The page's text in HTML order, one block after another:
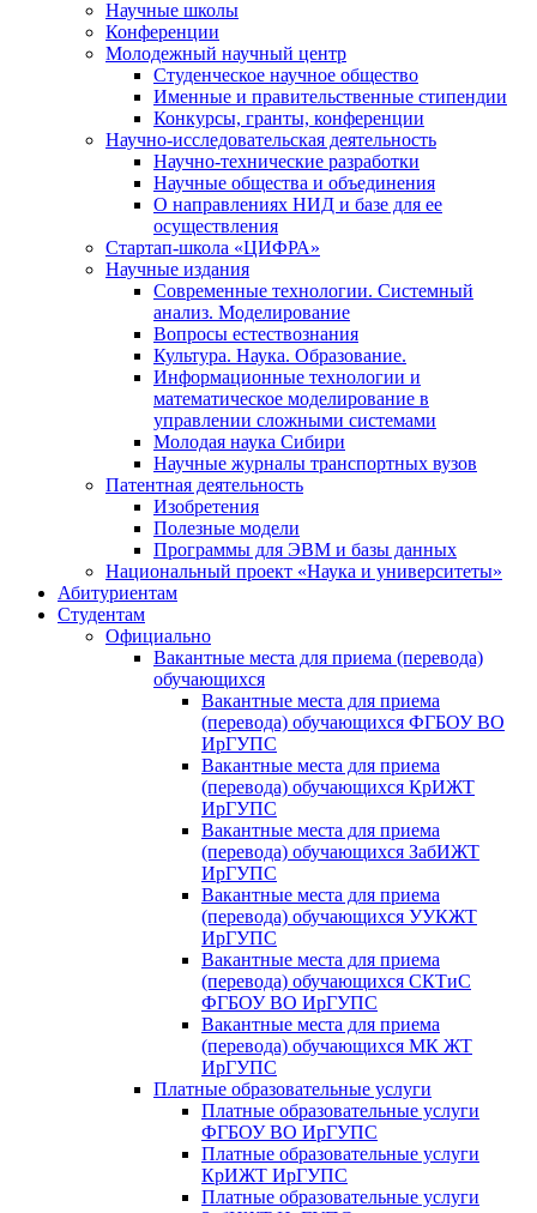
Научные школы
Конференции
Молодежный научный центр
Студенческое научное общество
Именные и правительственные стипендии
Конкурсы, гранты, конференции
Научно-исследовательская деятельность
Научно-технические разработки
Научные общества и объединения
О направлениях НИД и базе для ее
осуществления
Стартап-школа «ЦИФРА»
Научные издания
Современные технологии. Системный
анализ. Моделирование
Вопросы естествознания
Культура. Наука. Образование.
Информационные технологии и
математическое моделирование в
управлении сложными системами
Молодая наука Сибири
Научные журналы транспортных вузов
Патентная деятельность
Изобретения
Полезные модели
Программы для ЭВМ и базы данных
Национальный проект «Наука и университеты»
Абитуриентам
Студентам
Официально
Вакантные места для приема (перевода)
обучающихся
Вакантные места для приема
(перевода) обучающихся ФГБОУ ВО
ИрГУПС
Вакантные места для приема
(перевода) обучающихся КрИЖТ
ИрГУПС
Вакантные места для приема
(перевода) обучающихся ЗабИЖТ
ИрГУПС
Вакантные места для приема
(перевода) обучающихся УУКЖТ
ИрГУПС
Вакантные места для приема
(перевода) обучающихся СКТиС
ФГБОУ ВО ИрГУПС
Вакантные места для приема
(перевода) обучающихся МК ЖТ
ИрГУПС
Платные образовательные услуги
Платные образовательные услуги
ФГБОУ ВО ИрГУПС
Платные образовательные услуги
КрИЖТ ИрГУПС
Платные образовательные услуги